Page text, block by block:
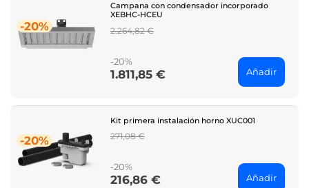
-20%
Campana con condensador incorporado
XEBHC-HCEU
Regular
2.264,82 €
-20%
Price
1.811,85 € Añadir
-20%
Kit primera instalación horno XUC001
Regular
271,08 €
-20%
Price
216,86 € Añadir